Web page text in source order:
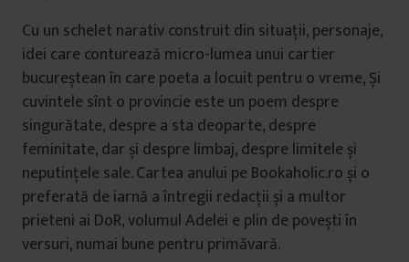
Cu un schelet narativ construit din situații, personaje,
idei care conturează micro-lumea unui cartier
bucureștean în care poeta a locuit pentru o vreme, Și
cuvintele sînt o provincie este un poem despre
singurătate, despre a sta deoparte, despre
feminitate, dar și despre limbaj, despre limitele și
neputințele sale. Cartea anului pe Bookaholic.ro și o
preferată de iarnă a întregii redacții și a multor
prieteni ai DoR, volumul Adelei e plin de povești în
versuri, numai bune pentru primăvară.